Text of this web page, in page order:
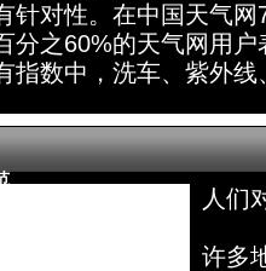
针对性。在中国天气网
分之60%的天气网用
指数中，洗车、紫外线
人们
许多